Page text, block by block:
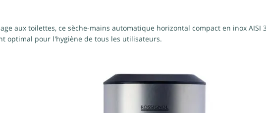
aux toilettes, ce sèche-mains automatique horizontal compact en inox
optimal pour l'hygiène de tous les utilisateurs.